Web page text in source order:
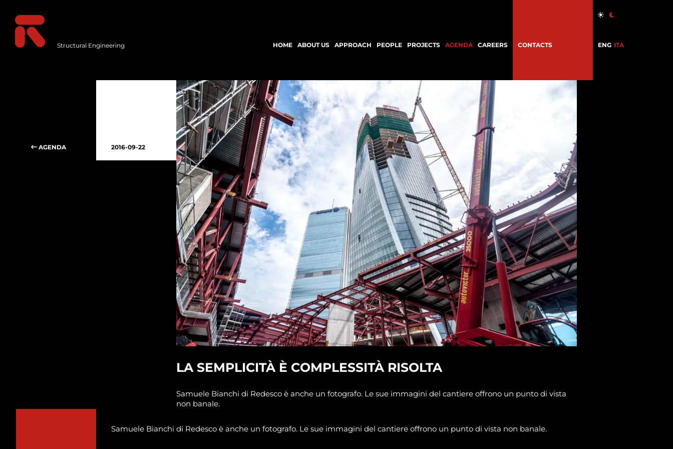
Structural Engineering HOME ABOUT US APPROACH PEOPLE PROJECTS AGENDA CAREERS CONTACTS ENG ITA
AGENDA 2016-09-22
LA SEMPLICITÀ È COMPLESSITÀ RISOLTA
Samuele Bianchi di Redesco è anche un fotografo. Le sue immagini del cantiere offrono un punto di vista
non banale.
Samuele Bianchi di Redesco è anche un fotografo. Le sue immagini del cantiere offrono un punto di vista non banale.